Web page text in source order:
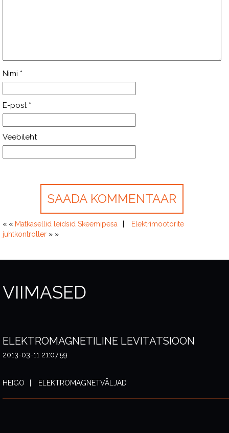
Nimi *
E-post *
Veebileht
« « Matkasellid leidsid Skeemipesa
Elektrimootorite
juhtkontroller » »
VIIMASED
ELEKTROMAGNETILINE LEVITATSIOON
2013-03-11 21:07:59
HEIGO ELEKTROMAGNETVÄLJAD